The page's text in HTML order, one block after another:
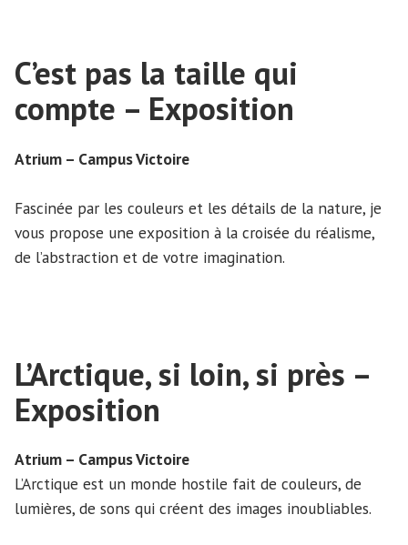
C’est pas la taille qui
compte – Exposition
Atrium – Campus Victoire
Fascinée par les couleurs et les détails de la nature, je
vous propose une exposition à la croisée du réalisme,
de l’abstraction et de votre imagination.
L’Arctique, si loin, si près –
Exposition
Atrium – Campus Victoire
L’Arctique est un monde hostile fait de couleurs, de
lumières, de sons qui créent des images inoubliables.